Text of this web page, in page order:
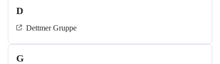
D
Dettmer Gruppe
G